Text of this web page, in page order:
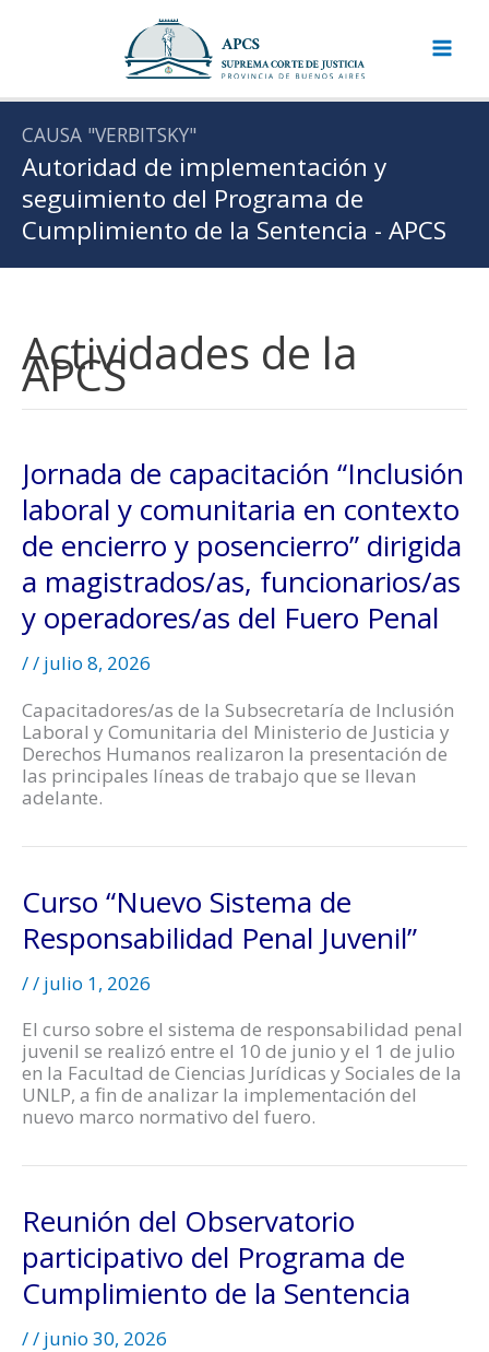
CAUSA "VERBITSKY"
Autoridad de implementación y
seguimiento del Programa de
Cumplimiento de la Sentencia - APCS
Actividades de la
APCS
Jornada de capacitación “Inclusión
laboral y comunitaria en contexto
de encierro y posencierro” dirigida
a magistrados/as, funcionarios/as
y operadores/as del Fuero Penal
// julio 8, 2026
Capacitadores/as de la Subsecretaría de Inclusión
Laboral y Comunitaria del Ministerio de Justicia y
Derechos Humanos realizaron la presentación de
las principales líneas de trabajo que se llevan
adelante.
Curso “Nuevo Sistema de
Responsabilidad Penal Juvenil”
// julio 1, 2026
El curso sobre el sistema de responsabilidad penal
juvenil se realizó entre el 10 de junio y el 1 de julio
en la Facultad de Ciencias Jurídicas y Sociales de la
UNLP, a fin de analizar la implementación del
nuevo marco normativo del fuero.
Reunión del Observatorio
participativo del Programa de
Cumplimiento de la Sentencia
// junio 30, 2026